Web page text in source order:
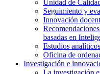
Unidad de
Seguimiento y
Innovación
basadas en
Estudios
Oficina de
Investigación e
La investigación